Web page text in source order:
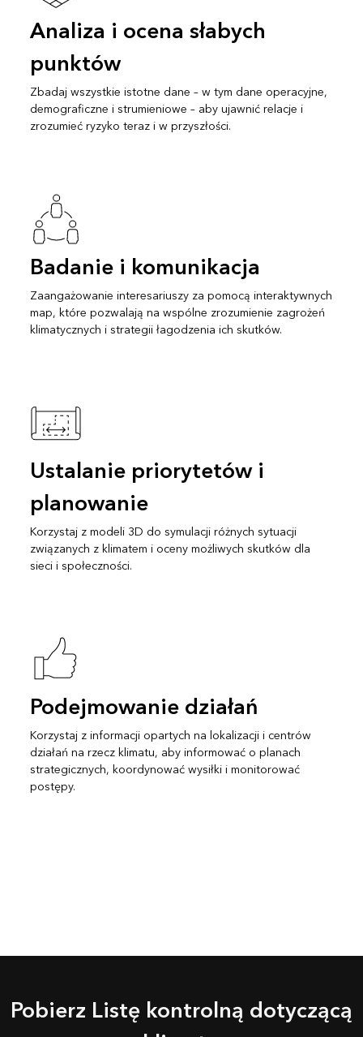
Analiza i ocena słabych
punktów
Zbadaj wszystkie istotne dane – w tym dane operacyjne,
demograficzne i strumieniowe – aby ujawnić relacje i
zrozumieć ryzyko teraz i w przyszłości.
Badanie i komunikacja
Zaangażowanie interesariuszy za pomocą interaktywnych
map, które pozwalają na wspólne zrozumienie zagrożeń
klimatycznych i strategii łagodzenia ich skutków.
Ustalanie priorytetów i
planowanie
Korzystaj z modeli 3D do symulacji różnych sytuacji
związanych z klimatem i oceny możliwych skutków dla
sieci i społeczności.
Podejmowanie działań
Korzystaj z informacji opartych na lokalizacji i centrów
działań na rzecz klimatu, aby informować o planach
strategicznych, koordynować wysiłki i monitorować
postępy.
Pobierz Listę kontrolną dotyczącą